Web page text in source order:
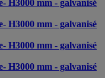
H3000 mm - galvanisé
H3000 mm - galvanisé
H3000 mm - galvanisé
H3000 mm - galvanisé